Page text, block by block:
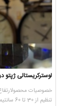
لوسترکریستالی ژپتو
خصوصیات
تنظیم از 30 تا 60 سانتیمت..